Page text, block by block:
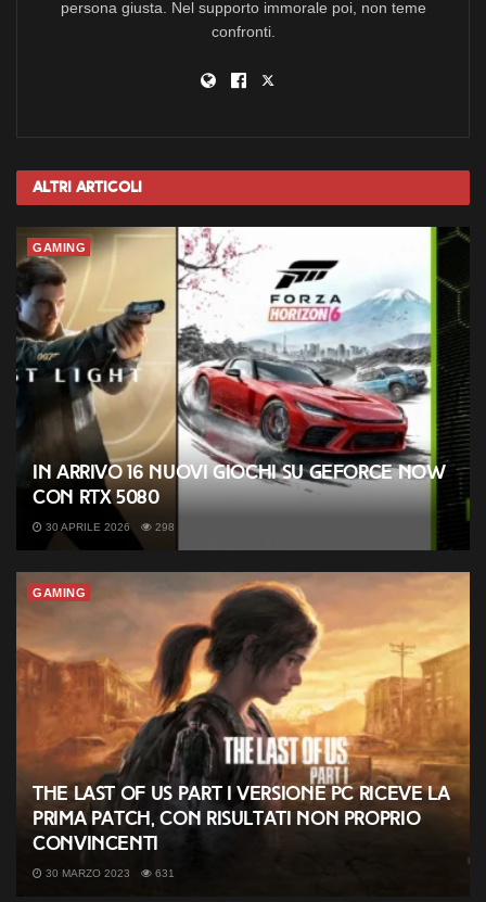
persona giusta. Nel supporto immorale poi, non teme
confronti.
Altri Articoli
GAMING
In arrivo 16 nuovi giochi su GeForce NOW
con RTX 5080
30 APRILE 2026 298
GAMING
The Last of Us Part I versione PC riceve la
prima patch, con risultati non proprio
convincenti
30 MARZO 2023 631